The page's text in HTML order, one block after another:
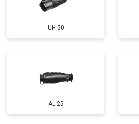
UH 50
AL 25